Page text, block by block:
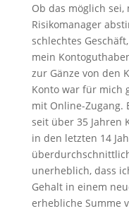
Ob das möglich
Risikomanager
schlechtes
mein
zur Gänze von den
Konto war für mich
mit Online-Zugang.
seit über 35 Jahren
in den letzten 14
unerheblich, dass
Gehalt in einem
erhebliche Summe